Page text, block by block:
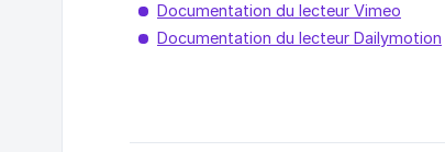
Documentation du lecteur Vimeo
Documentation du lecteur Dailymotion